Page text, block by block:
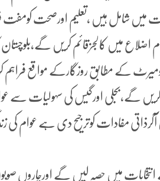
میں شامل ہیں ،تعلیم اورصحت
اضلاع میں کالجزقائم کریں
کے مطابق روزگارکے مواقع
گے،بجلی اورگیس کی سہولیات سے
آکرذاتی مفادات کوترجیح دی ہے عوام کی
میں حصہ لیں گے اورچاروں